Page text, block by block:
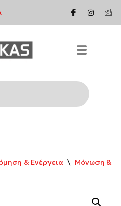
& Ενέργεια \ Μόνωση &